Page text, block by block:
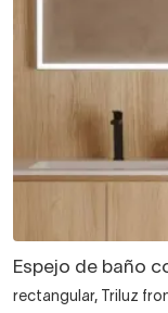
Espejo de baño
rectangular, Triluz